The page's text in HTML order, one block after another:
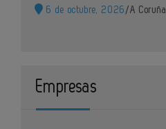
6 de octubre, 2026 /A Coruña
Empresas